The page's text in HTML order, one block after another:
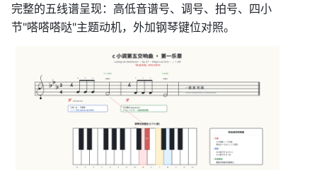
完整的五线谱呈现：高低音谱号、调号、拍号、四小
节"嗒嗒嗒哒"主题动机，外加钢琴键位对照。